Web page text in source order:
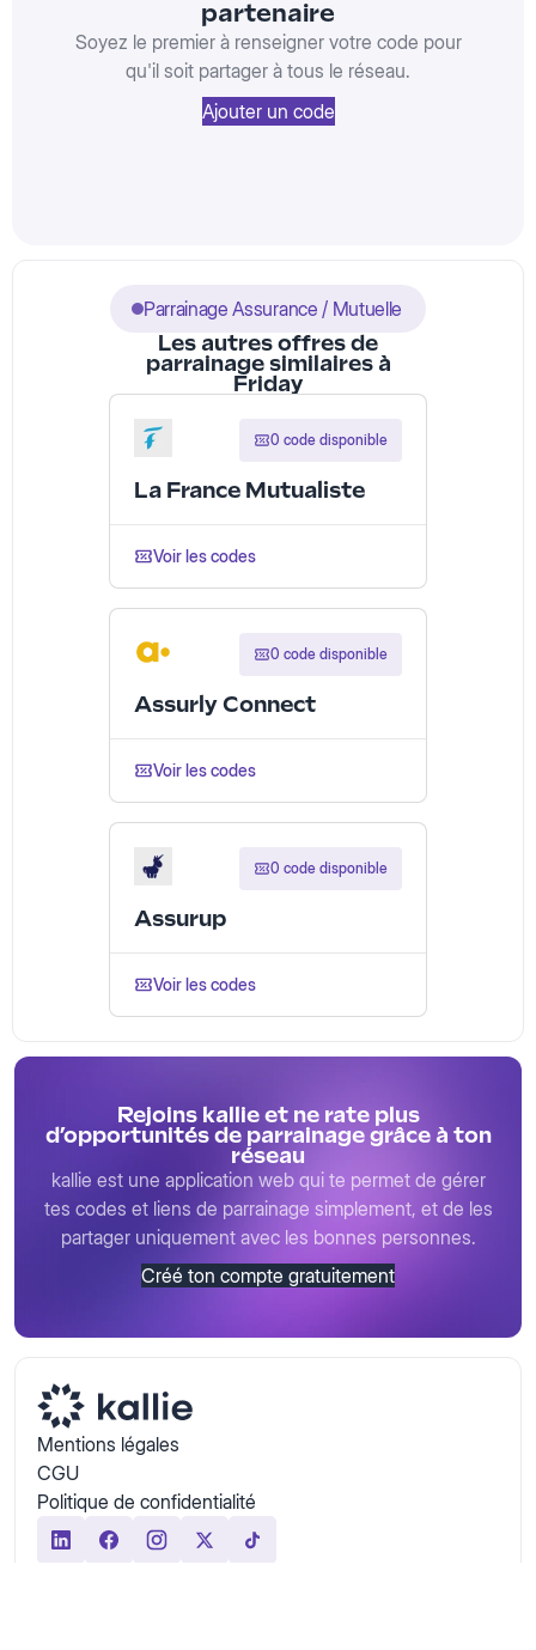
partenaire
Soyez le premier à renseigner votre code pour
qu'il soit partager à tous le réseau.
Ajouter un code
Parrainage Assurance / Mutuelle
Les autres offres de
parrainage similaires à
Friday
0 code disponible
La France Mutualiste
Voir les codes
0 code disponible
Assurly Connect
Voir les codes
0 code disponible
Assurup
Voir les codes
Rejoins kallie et ne rate plus
d’opportunités de parrainage grâce à ton
réseau
kallie est une application web qui te permet de gérer
tes codes et liens de parrainage simplement, et de les
partager uniquement avec les bonnes personnes.
Créé ton compte gratuitement
Mentions légales
CGU
Politique de confidentialité